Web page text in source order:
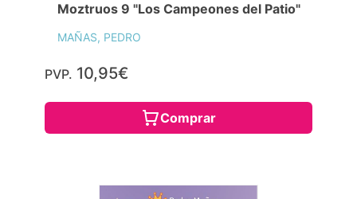
Moztruos 9 "Los Campeones del Patio"
MAÑAS, PEDRO
PVP. 10,95€
Comprar